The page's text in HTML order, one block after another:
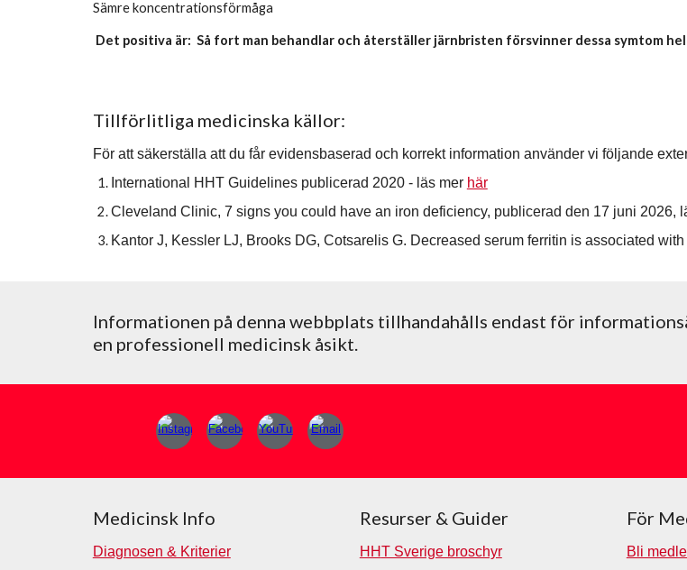
Sämre koncentrationsförmåga
Det positiva är: Så fort man behandlar och återställer järnbristen försvinner dessa symtom
Tillförlitliga medicinska källor:
För att säkerställa att du får evidensbaserad och korrekt information använder vi följande
International HHT Guidelines publicerad 2020 - läs mer här
Cleveland Clinic, 7 signs you could have an iron deficiency, publicerad den 17 juni 2026,
Kantor J, Kessler LJ, Brooks DG, Cotsarelis G. Decreased serum ferritin is associated
Informationen på denna webbplats tillhandahålls endast för
en professionell medicinsk åsikt.
Medicinsk Info
Diagnosen & Kriterier
Resurser & Guider
HHT Sverige broschyr
För
Bli